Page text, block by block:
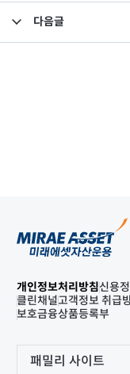
다음글
개인정보처리방침신용
클린채널고객정보 취급
보호금융상품등록부
패밀리 사이트